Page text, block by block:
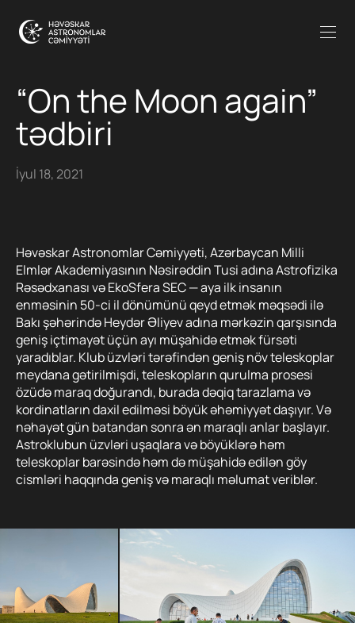
“On the Moon again”
tədbiri
İyul 18, 2021
Həvəskar Astronomlar Cəmiyyəti, Azərbaycan Milli
Elmlər Akademiyasının Nəsirəddin Tusi adına Astrofizika
Rəsədxanası və EkoSfera SEC — aya ilk insanın
enməsinin 50-ci il dönümünü qeyd etmək məqsədi ilə
Bakı şəhərində Heydər Əliyev adına mərkəzin qarşısında
geniş içtimayət üçün ayı müşahidə etmək fürsəti
yaradıblar. Klub üzvləri tərəfindən geniş növ teleskoplar
meydana gətirilmişdi, teleskopların qurulma prosesi
özüdə maraq doğurandı, burada dəqiq tarazlama və
kordinatların daxil edilməsi böyük əhəmiyyət daşıyır. Və
nəhayət gün batandan sonra ən maraqlı anlar başlayır.
Astroklubun üzvləri uşaqlara və böyüklərə həm
teleskoplar barəsində həm də müşahidə edilən göy
cismləri haqqında geniş və maraqlı məlumat veriblər.